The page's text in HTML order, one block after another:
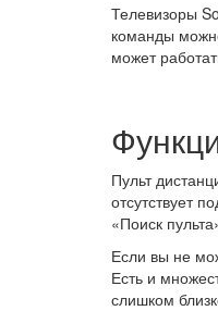
Телевизоры
команды
может
Пульт
отсутствует
«Поиск
Если вы не
Есть и
слишком